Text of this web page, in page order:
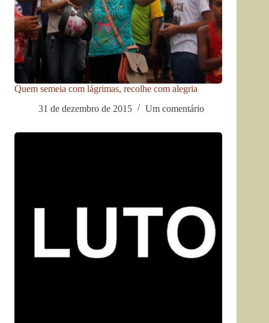
Quem semeia com lágrimas, recolhe com alegria
31 de dezembro de 2015
Um comentário